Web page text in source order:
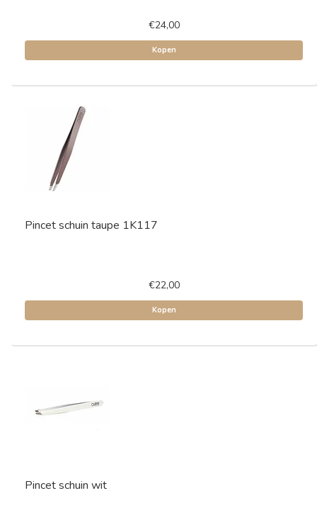
€24,00
Kopen
Pincet schuin taupe 1K117
€22,00
Kopen
Pincet schuin wit